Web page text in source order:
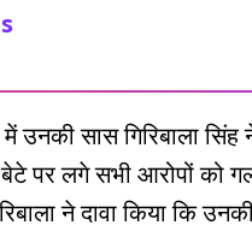
उनकी सास गिरिबाला
पर लगे सभी आरोपों को
ने दावा किया कि